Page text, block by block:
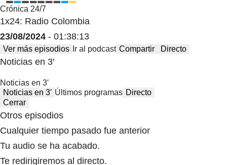
Crónica 24/7
1x24: Radio Colombia
23/08/2024 - 01:38:13
Ver más episodios Ir al podcast Compartir Directo
Noticias en 3′
Noticias en 3′
Noticias en 3′ Últimos programas Directo
Cerrar
Otros episodios
Cualquier tiempo pasado fue anterior
Tu audio se ha acabado.
Te redirigiremos al directo.